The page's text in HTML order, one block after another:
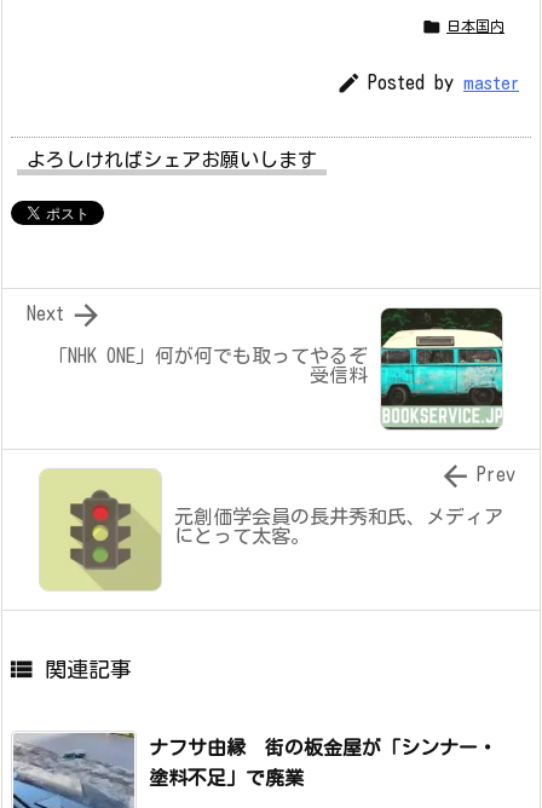
 日本国内
 Posted by master
よろしければシェアお願いします
「NHK ONE」何が何でも取ってやるぞ
受信料

Next
元創価学会員の長井秀和氏、メディア
にとって太客。
 Prev
 関連記事
ナフサ由縁 街の板金屋が「シンナー・
塗料不足」で廃業